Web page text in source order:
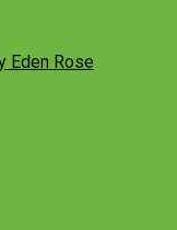
Eden Rose